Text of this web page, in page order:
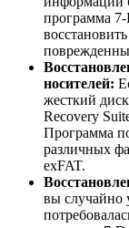
программа 7-
носителей:
жесткий
Recovery
Программа
различных
exFAT.
вы случайно